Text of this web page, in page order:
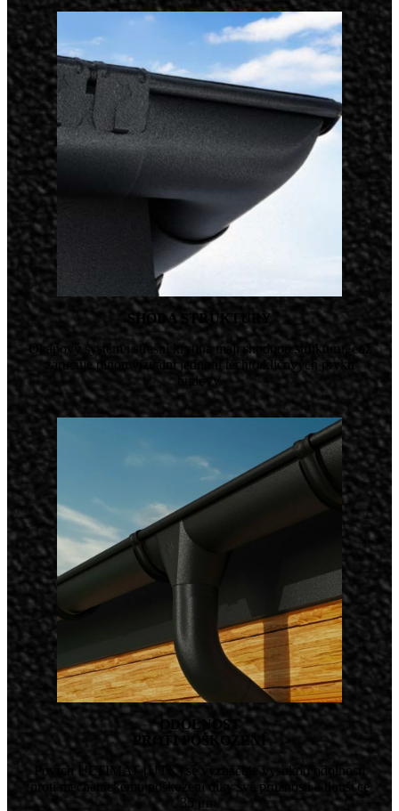
SHODA STRUKTURY
Okapový systém i střešní krytina mají shodnou strukturu, což
zaručuje plnou vizuální jednotu těchto klíčových prvků
budovy.
ODOLNOST
PROTI POŠKOZENÍ
Povrch ULTIMAT [UTK] se vyznačuje vysokou odolností
proti mechanickému poškození díky své pružnosti a tloušťce
35 μm.